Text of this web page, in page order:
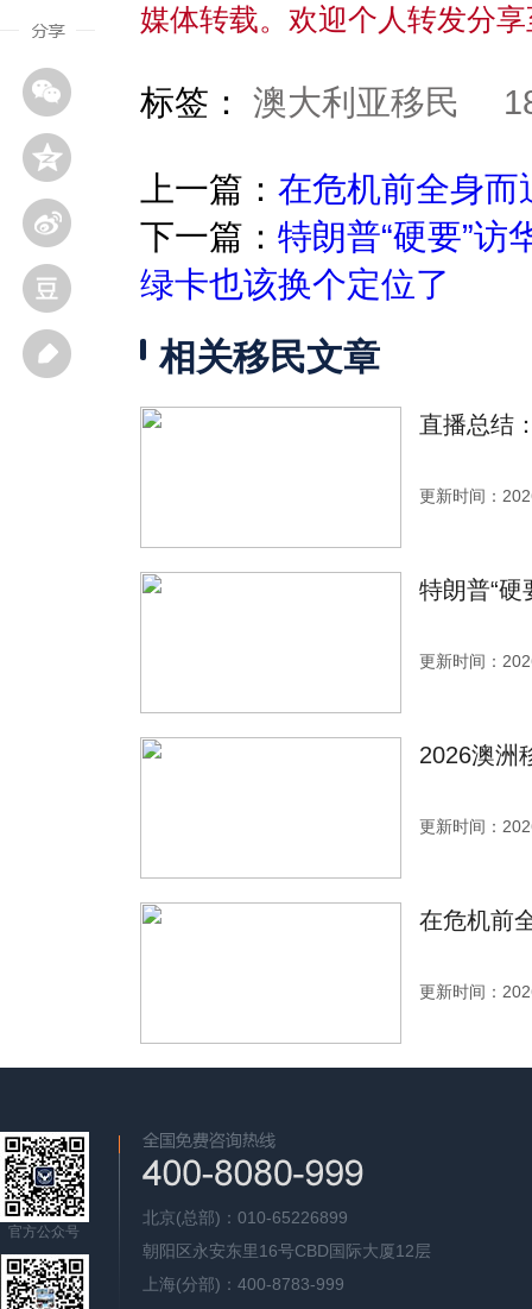
媒体转载。欢迎个人转发分
标签： 澳大利亚移民
上一篇： 在危机前全身而
下一篇： 特朗普“硬要”访
绿卡也该换个定位了
相关移民文章
直播总结
更新时间：
特朗普“硬
更新时间：
2026澳洲
更新时间：
在危机前
更新时间：
官方公众号
北京(总部)：010-65226899
朝阳区永安东里16号CBD国际大厦12层
上海(分部)：400-8783-999